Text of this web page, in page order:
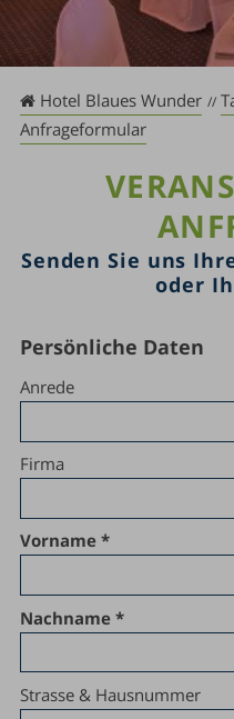
Hotel Blaues Wunder
Anfrageformular
Senden Sie uns
oder
Persönliche Daten
Anrede
Firma
Vorname
Nachname
Strasse & Hausnummer